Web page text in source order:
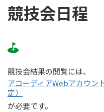
競技会日程
競技会結果の閲覧には、
アコーディアWebアカウン
定）
が必要です。